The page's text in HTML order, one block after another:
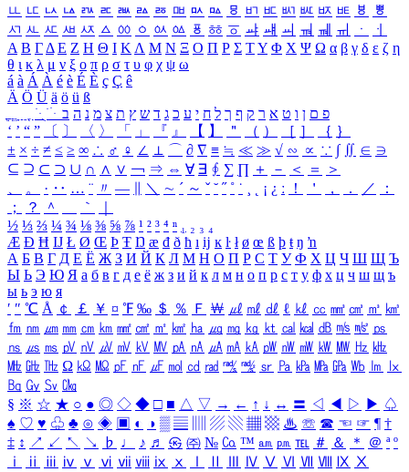
ㅥ ㅦ ㅧ ㅨ ㅩ ㅪ ㅫ ㅬ ㅭ ㅮ ㅯ ㅰ ㅱ ㅲ ㅳ ㅴ ㅵ ㅶ ㅷ ㅸ
ㅹ
ㅺ ㅻ ㅼ ㅽ ㅾ ㅿ ㆀ ㆁ ㆂ ㆃ ㆄ ㆅ ㆆ ㆇ ㆈ ㆉ ㆊ ㆋ ㆌ ㆍ
ㆎ
Α Β ΓΔ Ε Ζ Η Θ Ι ΚΛ Μ Ν Ξ Ο Π Ρ Σ ΤΥ Φ Χ Ψ Ω α β γ δ ε ζ η
θ ι κ λ μ ν ξ ο π ρ σ τ υ φ χ ψ ω
á à Á À é è É È ç Ç ê
Ä Ö Ü ä ö ü ß
ִֶֹ ֻּ ׁׂ פ ם ן ו ט א ר ק ף ך ל ח י ע כ ג ד ש ץ ת צ מ נ ה ב
‘ ’ “ ” 〔 〕 〈 〉 「 」 『 』 【 】 ＂ （ ） ［ ］ ｛ ｝
± × ÷ ≠ ≤ ≥ ∞ ∴ ♂ ♀ ∠ ⊥ ⌒ ∂ ∇ ≡ ≒ ≪ ≫ √ ∽ ∝ ∵ ∫ ∬ ∈ ∋
⊆ ⊇ ⊂ ⊃ ∪ ∩ ∧ ∨ ￢ ⇒ ⇔ ∀ ∃ ∮ ∑ ∏ ＋ － ＜ ＝
＞
、
。 · ‥ … ¨ 〃 ― ＼ ∼ ´ ～ ˇ ˘ ˝ ˚ ˙ ¸ ¡ ¿ ː ！ ＇ ， ． ／
：
；
？ ＾ ｀
½ ⅓ ⅔ ¼ ¾ ⅛ ⅜ ⅝ ⅞ ¹ ² ³ ⁴ ⁿ ₁ ₂ ₃ ₄
Æ Ð Ħ Ĳ Ł Ø Œ Þ Ŧ Ŋ æ đ ð ħ ı ĳ ĸ ŀ ł ø œ ß þ ŧ ŋ ŉ
А Б В Г Д Е Ё Ж З И Й К Л М Н О П Р С Т У Ф Х Ц Ч Ш Щ Ъ
Ы Ь Э Ю Я а б в г д е ё ж з и й к л м н о п р с т у ф х ц ч ш щ ъ
ы ь э ю я
′ ″ ℃ Å ￠ ￡ ￥ ¤ ℉ ‰ ＄ ％ Ｆ ￦ ㎕ ㎖ ㎗ ℓ ㎘ ㏄ ㎣ ㎤ ㎥ ㎦
㎙ ㎚ ㎛ ㎜ ㎝ ㎞ ㎟ ㎠ ㎡ ㎢ ㏊ ㎍ ㎎ ㎏ ㏏ ㎈ ㎉ ㏈ ㎧ ㎨ ㎰
㎱ ㎲ ㎳ ㎴ ㎵ ㎶ ㎷ ㎸ ㎹ ㎀ ㎁ ㎂ ㎃ ㎄ ㎺ ㎻ ㎽ ㎾ ㎿ ㎐ ㎑
㎒ ㎓ ㎔ Ω ㏀ ㏁ ㎊ ㎋ ㎌ ㏖ ㏅ ㎭ ㎮ ㎯ ㏛ ㎩ ㎪ ㎫ ㎬ ㏝ ㏐
㏓
㏃ ㏉ ㏜ ㏆
§ ※ ☆ ★ ○ ● ◎ ◇ ◆ □ ■ △ ▽ → ← ↑ ↓ ↔ 〓 ◁ ◀ ▷ ▶ ♤
♠ ♡ ♥ ♧ ♣ ⊙ ◈ ▣ ◐ ◑ ▒ ▤ ▨ ▧ ▦ ▩ ♨ ☏ ☎ ☜ ☞ ¶ †
‡ ↕ ↗ ↙ ↖ ↘ ♭ ♩ ♪ ♬ ㉿ ㈜ № ㏇ ™ ㏂ ㏘ ℡ ＃ ＆ ＊ ＠ ª º
ⅰ
ⅱ ⅲ ⅳ ⅴ ⅵ ⅶ ⅷ ⅸ ⅹ Ⅳ Ⅴ Ⅵ Ⅶ Ⅷ Ⅸ Ⅹ